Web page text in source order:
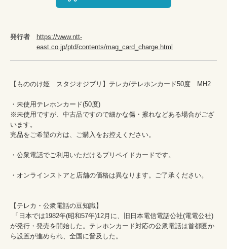
発行者
https://www.ntt-
east.co.jp/ptd/contents/mag_card_charge.html
【もののけ姫　スタジオジブリ】テレカ/テレホンカード50度　MH2
・未使用テレホンカード(50度)
※未使用ですが、中古品ですので細かな傷・擦れなどある場合がござ
います。
完品をご希望の方は、ご購入をお控えください。
・公衆電話でご利用いただけるプリペイドカードです。
・オンラインストアと店舗の価格は異なります。ご了承ください。
【テレカ・公衆電話の豆知識】
が発行・発売を開始した。テレホンカード対応の公衆電話は首都圏か
ら設置が進められ、全国に普及した。